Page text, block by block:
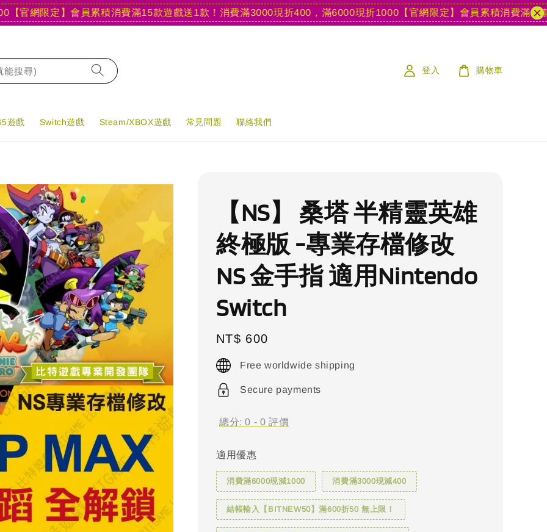
網限定】會員累積消費滿15款遊戲送1款！消費滿3000現折400，滿6000現折1000【官網限定】會員累積消費滿15款遊
能搜尋)
遊戲 Switch遊戲 Steam/XBOX遊戲 常見問題 聯絡我們
登入 購物車
【NS】 桑塔 半精靈英雄
終極版 -專業存檔修改
NS 金手指 適用Nintendo
Switch
Regular
price
NT$ 600
Free worldwide shipping
Secure payments
總分:0 - 0 評價
適用優惠
消費滿6000現減1000 消費滿3000現減400
結帳輸入【BITNEW50】滿600折50 無上限！